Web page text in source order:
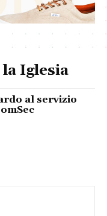
Iglesia
al servizio